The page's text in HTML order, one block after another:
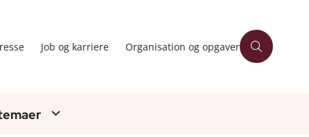
Job og karriere Organisation og opgaver